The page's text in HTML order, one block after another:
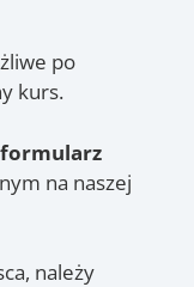
po
kurs.
formularz
na naszej
należy